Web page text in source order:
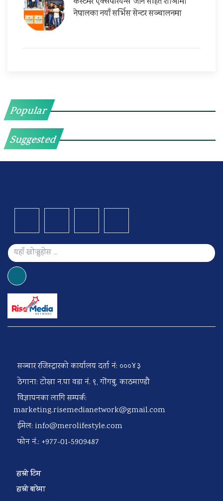
नेपालका नयाँ सर्भिस सेन्टर सञ्चालनमा
Popular
Suggested
सञ्चार रजिस्ट्रारको कार्यालय दर्ता नं: ०००४३
ठेगाना: टोखा न.पा वडा नं. ९, गोंगबु, काठमाण्डौ
विज्ञापनका लागि सम्पर्क:
marketing.risemedianetwork@gmail.com
ईमेल: info@merolifestyle.com
फोन नं.: +977-01-5909487
हाम्रो टिम
हाम्रो बारेमा